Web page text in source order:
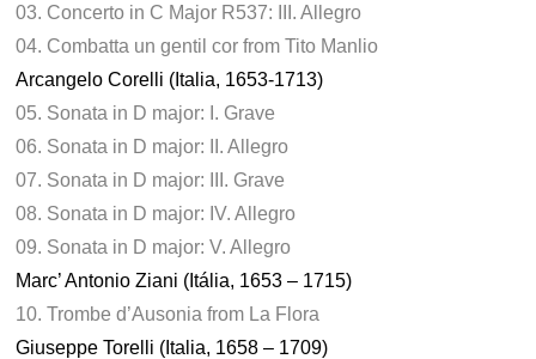
03. Concerto in C Major R537: III. Allegro
04. Combatta un gentil cor from Tito Manlio
Arcangelo Corelli (Italia, 1653-1713)
05. Sonata in D major: I. Grave
06. Sonata in D major: II. Allegro
07. Sonata in D major: III. Grave
08. Sonata in D major: IV. Allegro
09. Sonata in D major: V. Allegro
Marc’ Antonio Ziani (Itália, 1653 – 1715)
10. Trombe d’Ausonia from La Flora
Giuseppe Torelli (Italia, 1658 – 1709)